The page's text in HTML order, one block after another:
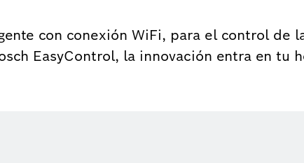
con conexión WiFi, para el control de
EasyControl, la innovación entra en tu